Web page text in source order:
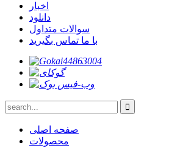
اخبار
دانلود
سوالات متداول
با ما تماس بگیرید
صفحه اصلی
محصولات